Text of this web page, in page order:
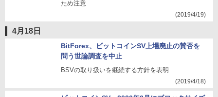
ため注意
(2019/4/19)
4月18日
BitForex、ビットコインSV上場廃止の賛否を
問う世論調査を中止
BSVの取り扱いを継続する方針を表明
(2019/4/18)